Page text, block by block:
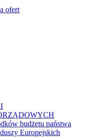
ofert
budżetu państwa
Europejskich